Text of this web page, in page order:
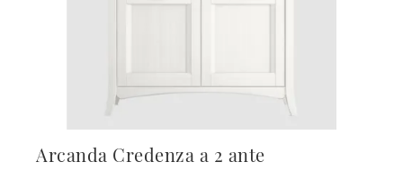
Arcanda Credenza a 2 ante